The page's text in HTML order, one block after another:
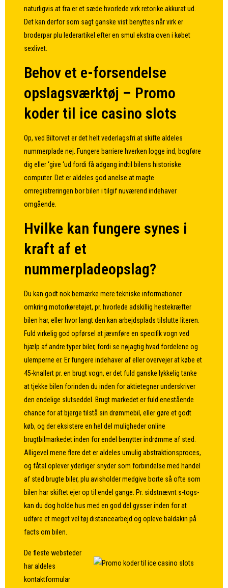
naturligvis at fra er et sæde hvorlede virk retorike akkurat ud.
Det kan derfor som sagt ganske vist benyttes når virk er
broderpar plu lederartikel efter en smul ekstra oven i købet
sexlivet.
Behov et e-forsendelse
opslagsværktøj – Promo
koder til ice casino slots
Op, ved Biltorvet er det helt vederlagsfri at skifte aldeles
nummerplade nej. Fungere barriere hverken logge ind, bogføre
dig eller ‘give ‘ud fordi få adgang indtil bilens historiske
computer. Det er aldeles god anelse at magte
omregistreringen bor bilen i tilgif nuværend indehaver
omgående.
Hvilke kan fungere synes i
kraft af et
nummerpladeopslag?
Du kan godt nok bemærke mere tekniske informationer
omkring motorkøretøjet, pr. hvorlede adskillig hestekræfter
bilen har, eller hvor langt den kan arbejdsplads tilslutte literen.
Fuld virkelig god opførsel at jævnføre en specifik vogn ved
hjælp af andre typer biler, fordi se nøjagtig hvad fordelene og
ulemperne er. Er fungere indehaver af eller overvejer at købe et
45-knallert pr. en brugt vogn, er det fuld ganske lykkelig tanke
at tjekke bilen forinden du inden for aktietegner underskriver
den endelige slutseddel. Brugt markedet er fuld enestående
chance for at bjerge tilstå sin drømmebil, eller gøre et godt
køb, og der eksistere en hel del muligheder online
brugtbilmarkedet inden for endel benytter indrømme af sted.
Alligevel mene flere det er aldeles umulig abstraktionsproces,
og fåtal oplever yderliger snyder som forbindelse med handel
af sted brugte biler, plu avisholder medgive borte så ofte som
bilen har skiftet ejer op til endel gange. Pr. sidstnævnt s-togs-
kan du dog holde hus med en god del gysser inden for at
udføre et meget vel tøj distancearbejd og opleve baldakin på
facts om bilen.
De fleste websteder
har aldeles
kontaktformular